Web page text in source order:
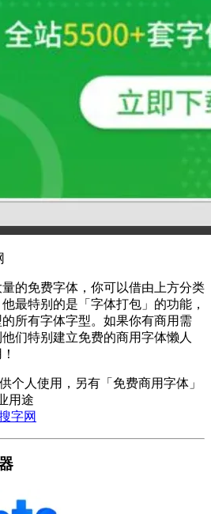
的免费字体，你可以借由上方分类
最特别的是「字体打包」的功能，
所有字体字型。如果你有商用需
们特别建立免费的商用字体懒人
个人使用，另有「免费商用字体」
用途
字网